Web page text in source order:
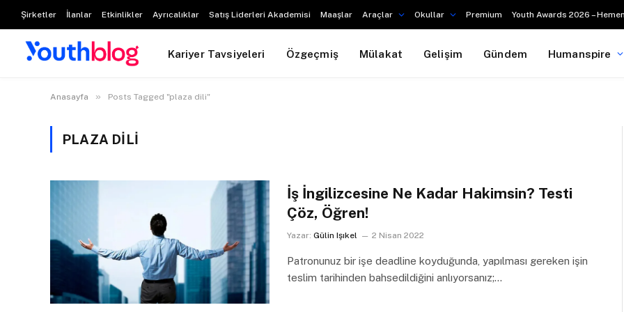
Şirketler İlanlar Etkinlikler Ayrıcalıklar Satış Liderleri Akademisi Maaşlar Araçlar Okullar Premium Youth Awards 2026 –
Kariyer Tavsiyeleri Özgeçmiş Mülakat Gelişim Gündem Humanspire
Anasayfa » Posts Tagged "plaza dili"
PLAZA DILI
İş İngilizcesine Ne Kadar Hakimsin? Testi
Çöz, Öğren!
Yazar: Gülin Işıkel 2 Nisan 2022
Patronunuz bir işe deadline koyduğunda, yapılması gereken işin
teslim tarihinden bahsedildiğini anlıyorsanız;…